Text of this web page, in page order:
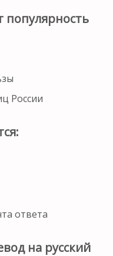
популярность
России
ответа
на русский